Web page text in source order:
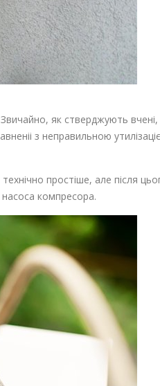
як стверджують вчені,
з неправильною
простіше, але після
компресора.